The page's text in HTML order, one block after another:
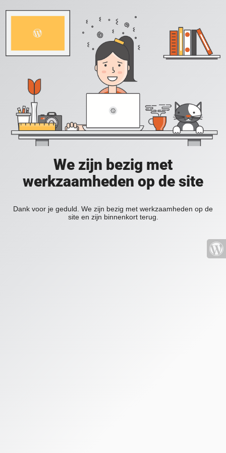
We zijn bezig met
werkzaamheden op de site
Dank voor je geduld. We zijn bezig met werkzaamheden op de
site en zijn binnenkort terug.